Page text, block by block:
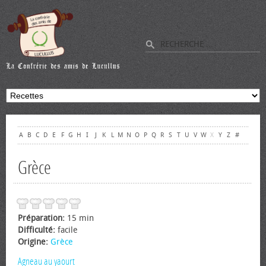
A B C D E F G H I J K L M N O P Q R S T U V W X Y Z #
Grèce
Préparation: 15 min
Difficulté: facile
Origine: Grèce
Agneau au yaourt